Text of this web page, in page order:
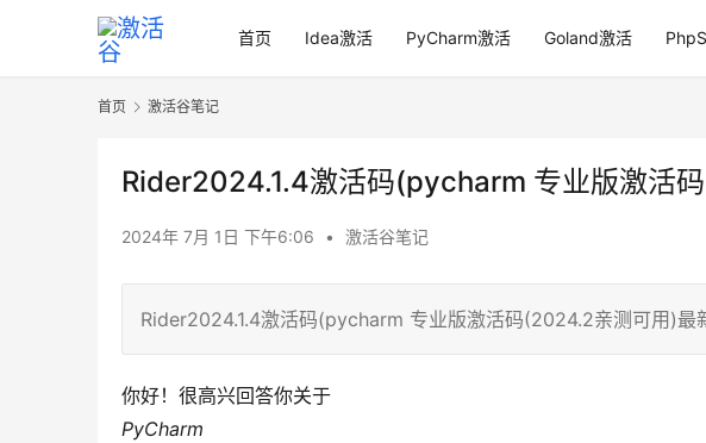
首页 Idea激活 PyCharm激活 Goland激活
首页 激活谷笔记
Rider2024.1.4激活码(pycharm 专业版激活
2024年 7月 1日 下午6:06 • 激活谷笔记
Rider2024.1.4激活码(pycharm 专业版激活码(2024.2亲测可用)最
你好！很高兴回答你关于
PyCharm